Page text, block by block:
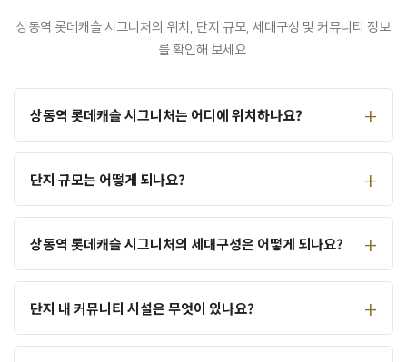
상동역 롯데캐슬 시그니처의 위치, 단지 규모, 세대구성 및 커뮤니티 정보
를 확인해 보세요.
상동역 롯데캐슬 시그니처는 어디에 위치하나요?
단지 규모는 어떻게 되나요?
상동역 롯데캐슬 시그니처의 세대구성은 어떻게 되나요?
단지 내 커뮤니티 시설은 무엇이 있나요?